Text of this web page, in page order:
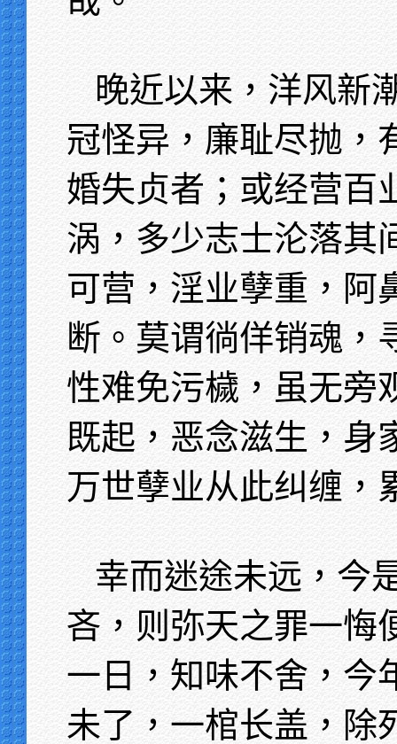
晚近以来，洋风新
冠怪异，廉耻尽抛，
婚失贞者；或经营百
涡，多少志士沦落其
可营，淫业孽重，阿
断。莫谓徜佯销魂，
性难免污檅，虽无旁
既起，恶念滋生，身
万世孽业从此纠缠，
幸而迷途未远，今
吝，则弥天之罪一悔
一日，知味不舍，今
未了，一棺长盖，除